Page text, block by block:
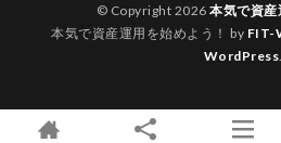
© Copyright 2026本気で資産
本気で資産運用を始めよう！ by FIT-
WordPress